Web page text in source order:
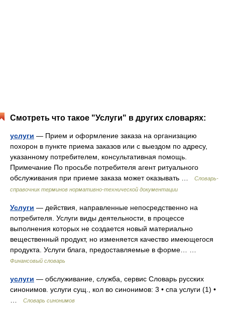
Смотреть что такое "Услуги" в других словарях:
услуги — Прием и оформление заказа на организацию
похорон в пункте приема заказов или с выездом по адресу,
указанному потребителем, консультативная помощь.
Примечание По просьбе потребителя агент ритуального
обслуживания при приеме заказа может оказывать …
Словарь-
справочник терминов нормативно-технической документации
Услуги — действия, направленные непосредственно на
потребителя. Услуги виды деятельности, в процессе
выполнения которых не создается новый материально
вещественный продукт, но изменяется качество имеющегося
продукта. Услуги блага, предоставляемые в форме… …
Финансовый словарь
услуги — обслуживание, служба, сервис Словарь русских
синонимов. услуги сущ., кол во синонимов: 3 • спа услуги (1) •
Словарь синонимов